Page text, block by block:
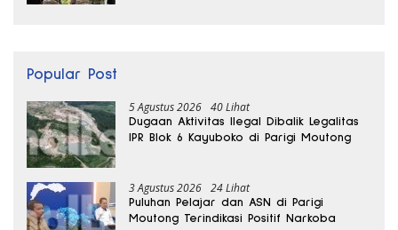
Popular Post
5 Agustus 2026 40 Lihat
Dugaan Aktivitas Ilegal Dibalik Legalitas
IPR Blok 6 Kayuboko di Parigi Moutong
3 Agustus 2026 24 Lihat
Puluhan Pelajar dan ASN di Parigi
Moutong Terindikasi Positif Narkoba